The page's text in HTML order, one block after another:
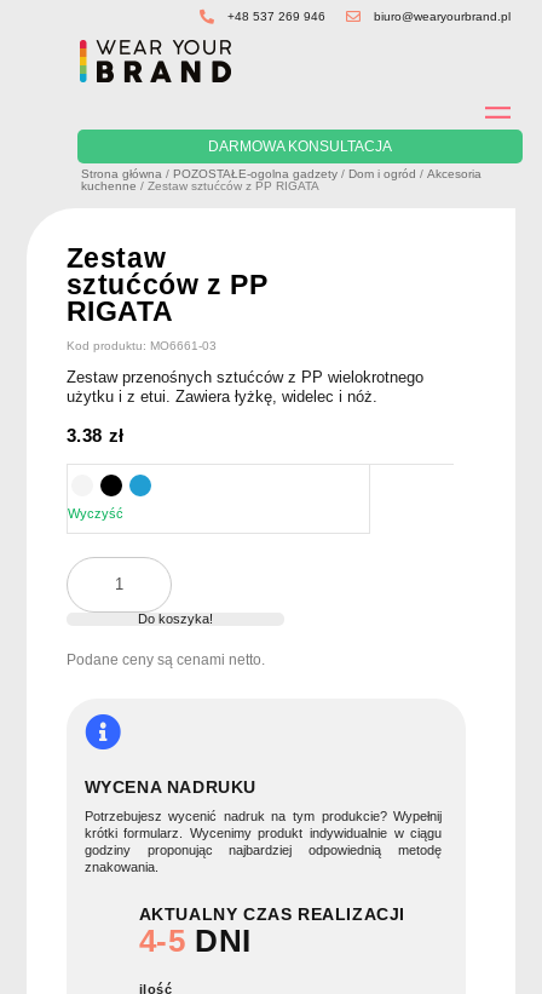
+48 537 269 946 biuro@wearyourbrand.pl
DARMOWA KONSULTACJA
Strona główna / POZOSTAŁE-ogolna gadzety / Dom i ogród /Akcesoria
kuchenne / Zestaw sztućców z PP RIGATA
Zestaw
sztućców z PP
RIGATA
Kod produktu: MO6661-03
Zestaw przenośnych sztućców z PP wielokrotnego
użytku i z etui. Zawiera łyżkę, widelec i nóż.
3.38 zł
Wyczyść
ilość
Zestaw
sztućców
PP
Do koszyka!
Podane ceny są cenami netto.
WYCENA NADRUKU
Potrzebujesz wycenić nadruk na tym produkcie? Wypełnij
krótki formularz. Wycenimy produkt indywidualnie w ciągu
godziny proponując najbardziej odpowiednią metodę
znakowania.
AKTUALNY CZAS REALIZACJI
4-5 DNI
ilość